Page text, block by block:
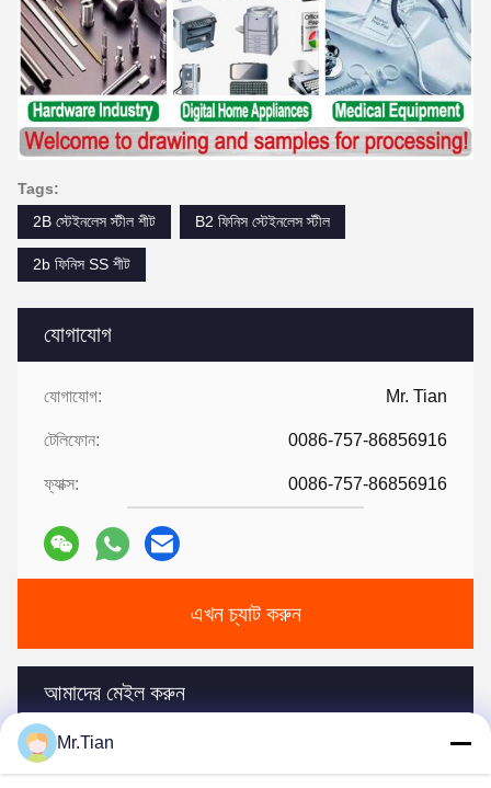
যোগাযোগ
যোগাযোগ: Mr. Tian
টেলিফোন: 0086-757-86856916
ফ্যাক্স: 0086-757-86856916
এখন চ্যাট করুন
আমাদের মেইল করুন
Tags:
2B স্টেইনলেস স্টীল শীট
B2 ফিনিস স্টেইনলেস স্টীল
2b ফিনিস SS শীট
Mr.Tian